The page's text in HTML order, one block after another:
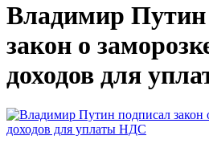
Владимир Путин
закон о
доходов для